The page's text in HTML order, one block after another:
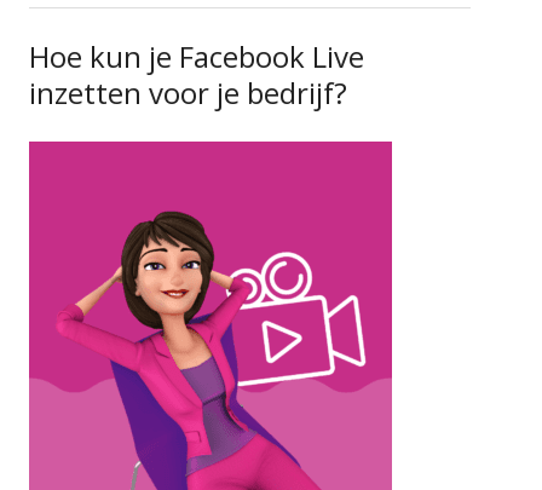
Hoe kun je Facebook Live
inzetten voor je bedrijf?